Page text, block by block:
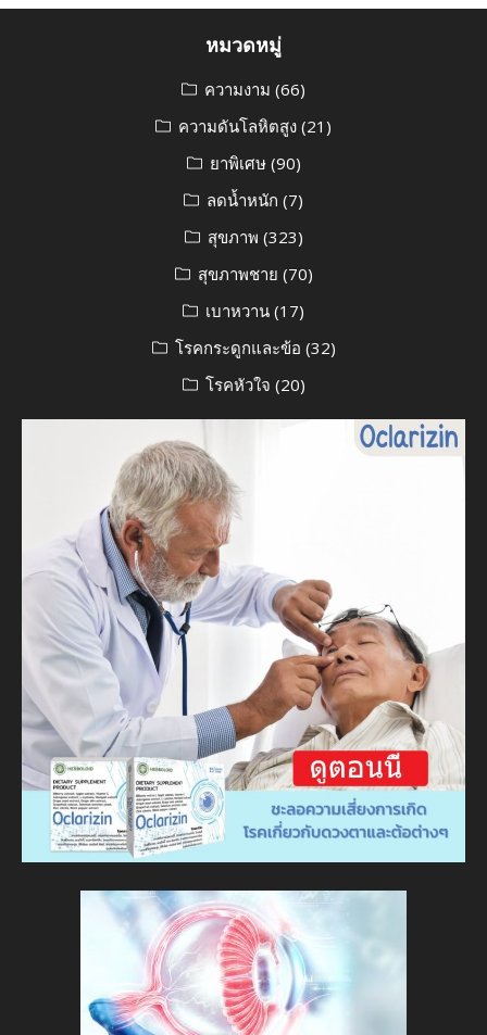
หมวดหมู่
ความงาม (66)
ความดันโลหิตสูง (21)
ยาพิเศษ(90)
ลดน้ำหนัก (7)
สุขภาพ (323)
สุขภาพชาย (70)
เบาหวาน (17)
โรคกระดูกและข้อ (32)
โรคหัวใจ (20)